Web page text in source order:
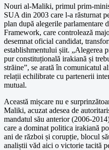
Nouri al-Maliki, primul prim-
SUA din 2003 care l-a răsturnat
plan după alegerile parlamentare
Framework, care controlează
desemnat oficial candidat,
establishmentului șiit. „Alegerea
pur constituțională irakiană și
străine”, se arată în comunicatul
relații echilibrate cu partenerii
mutual.
Această mișcare nu e
Maliki, acuzat adesea de
mandatul său anterior (2006-
care a dominat politica irakiană
ani de război și corupție, blocul
analiștii văd aici o victorie tacită